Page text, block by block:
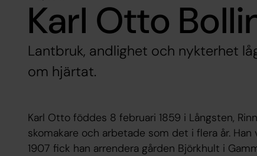
Karl Otto
Lantbruk, andlighet och nykterhet
om hjärtat.
Karl Otto föddes 8 februari 1859 i Långsten,
skomakare och arbetade som det i flera år.
1907 fick han arrendera gården Björkhult i